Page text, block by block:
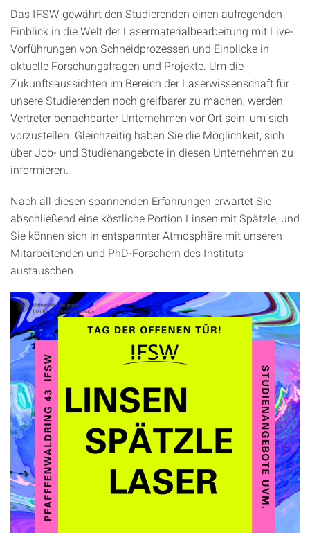
Das IFSW gewährt den Studierenden einen aufregenden
Einblick in die Welt der Lasermaterialbearbeitung mit Live-
Vorführungen von Schneidprozessen und Einblicke in
aktuelle Forschungsfragen und Projekte. Um die
Zukunftsaussichten im Bereich der Laserwissenschaft für
unsere Studierenden noch greifbarer zu machen, werden
Vertreter benachbarter Unternehmen vor Ort sein, um sich
vorzustellen. Gleichzeitig haben Sie die Möglichkeit, sich
über Job- und Studienangebote in diesen Unternehmen zu
informieren.
Nach all diesen spannenden Erfahrungen erwartet Sie
abschließend eine köstliche Portion Linsen mit Spätzle, und
Sie können sich in entspannter Atmosphäre mit unseren
Mitarbeitenden und PhD-Forschern des Instituts
austauschen.